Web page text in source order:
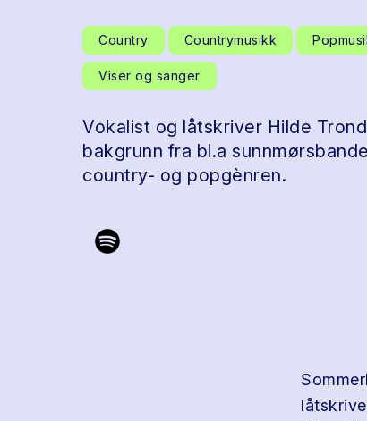
Country Countrymusikk
Viser og sanger
Vokalist og låtskriver Hilde
bakgrunn fra bl.a
country- og popgènren.